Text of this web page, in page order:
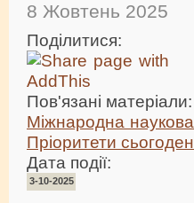
8 Жовтень 2025
Поділитися:
Пов'язані матеріали:
Міжнародна наукова
Пріоритети
Дата події:
3-10-2025